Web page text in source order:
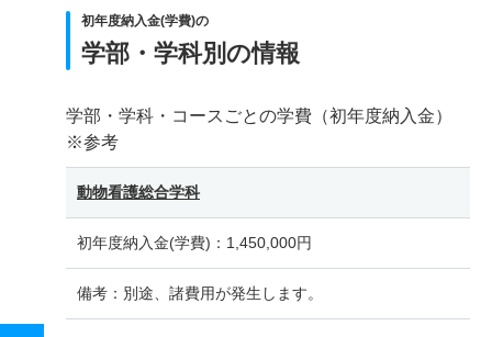
初年度納入金(学費)の
学部・学科別の情報
学部・学科・コースごとの学費（初年度納入金）
※参考
動物看護総合学科
初年度納入金(学費)： 1,450,000円
備考： 別途、諸費用が発生します。